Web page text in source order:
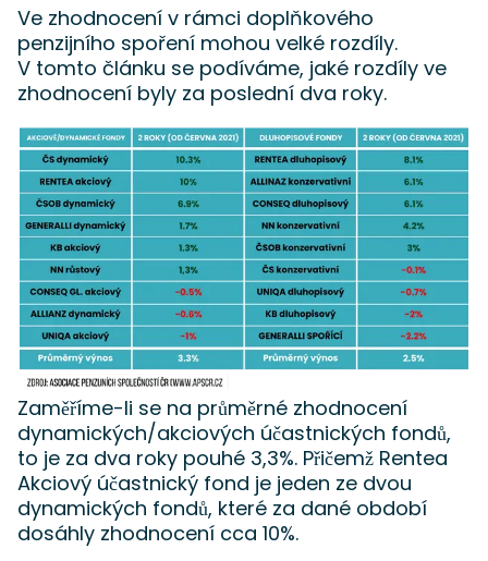
Ve zhodnocení v rámci doplňkového
penzijního spoření mohou velké rozdíly.
V tomto článku se podíváme, jaké rozdíly ve
zhodnocení byly za poslední dva roky.
Zaměříme-li se na průměrné zhodnocení
dynamických/akciových účastnických fondů,
to je za dva roky pouhé 3,3%. Přičemž Rentea
Akciový účastnický fond je jeden ze dvou
dynamických fondů, které za dané období
dosáhly zhodnocení cca 10%.